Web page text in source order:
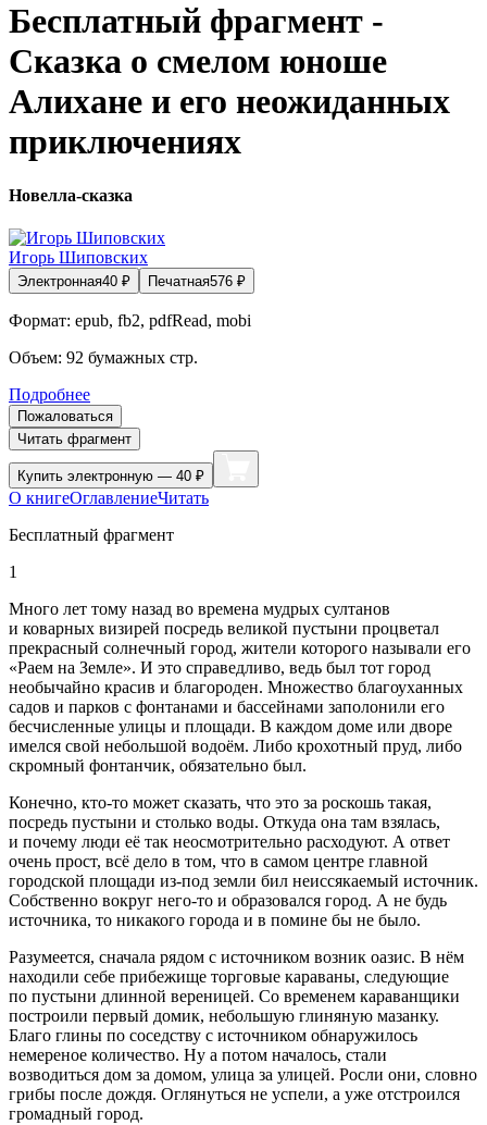
Бесплатный фрагмент -
Сказка о смелом юноше
Алихане и его неожиданных
приключениях
Новелла-сказка
Игорь Шиповских
Электронная40 ₽ Печатная576 ₽
Формат: epub, fb2, pdfRead, mobi
Объем: 92 бумажных стр.
Подробнее
Пожаловаться
Читать фрагмент
Купить электронную — 40 ₽
О книгеОглавлениеЧитать
Бесплатный фрагмент
1
Много лет тому назад во времена мудрых султанов
и коварных визирей посредь великой пустыни процветал
прекрасный солнечный город, жители которого называли его
«Раем на Земле». И это справедливо, ведь был тот город
необычайно красив и благороден. Множество благоуханных
садов и парков с фонтанами и бассейнами заполонили его
бесчисленные улицы и площади. В каждом доме или дворе
имелся свой небольшой водоём. Либо крохотный пруд, либо
скромный фонтанчик, обязательно был.
Конечно, кто-то может сказать, что это за роскошь такая,
посредь пустыни и столько воды. Откуда она там взялась,
и почему люди её так неосмотрительно расходуют. А ответ
очень прост, всё дело в том, что в самом центре главной
городской площади из-под земли бил неиссякаемый источник.
Собственно вокруг него-то и образовался город. А не будь
источника, то никакого города и в помине бы не было.
Разумеется, сначала рядом с источником возник оазис. В нём
находили себе прибежище торговые караваны, следующие
по пустыни длинной вереницей. Со временем караванщики
построили первый домик, небольшую глиняную мазанку.
Благо глины по соседству с источником обнаружилось
немереное количество. Ну а потом началось, стали
возводиться дом за домом, улица за улицей. Росли они, словно
грибы после дождя. Оглянуться не успели, а уже отстроился
громадный город.